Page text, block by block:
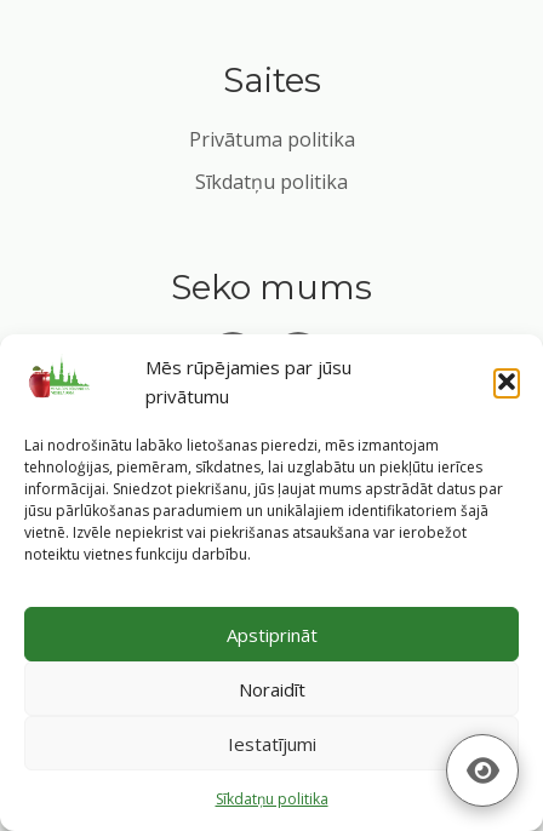
Mēs rūpējamies par jūsu
privātumu
Lai nodrošinātu labāko lietošanas pieredzi, mēs izmantojam
tehnoloģijas, piemēram, sīkdatnes, lai uzglabātu un piekļūtu ierīces
informācijai. Sniedzot piekrišanu, jūs ļaujat mums apstrādāt datus par
jūsu pārlūkošanas paradumiem un unikālajiem identifikatoriem šajā
vietnē. Izvēle nepiekrist vai piekrišanas atsaukšana var ierobežot
noteiktu vietnes funkciju darbību.
Apstiprināt
Noraidīt
Iestatījumi
Saites
Privātuma politika
Sīkdatņu politika
Seko mums
©2026 Veselīgs rīdzinieks veselā Rīgā |Pārpublicējot
informāciju, atsauce uz Rīgas valstspilsētas pašvaldības
Pašvaldības portālu administrē Rīgas valstspilsētas
pašvaldības Labklājības departaments (Rīga, Baznīcas iela